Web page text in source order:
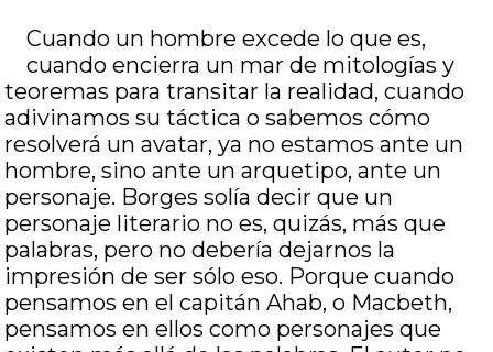
Cuando un hombre excede lo que es,
cuando encierra un mar de mitologías y
teoremas para transitar la realidad, cuando
adivinamos su táctica o sabemos cómo
resolverá un avatar, ya no estamos ante un
hombre, sino ante un arquetipo, ante un
personaje. Borges solía decir que un
personaje literario no es, quizás, más que
palabras, pero no debería dejarnos la
impresión de ser sólo eso. Porque cuando
pensamos en el capitán Ahab, o Macbeth,
pensamos en ellos como personajes que